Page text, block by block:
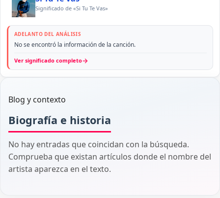
Significado de «Si Tu Te Vas»
ADELANTO DEL ANÁLISIS
No se encontró la información de la canción.
Ver significado completo→
Blog y contexto
Biografía e historia
No hay entradas que coincidan con la búsqueda.
Comprueba que existan artículos donde el nombre del
artista aparezca en el texto.